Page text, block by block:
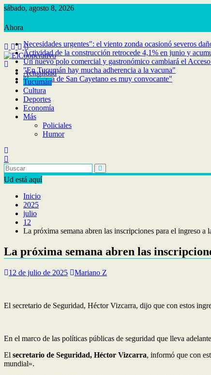
Saltar
contenido
sábado, agosto 8, 2026
Necesidades urgentes": el viento zonda ocasionó severos
Actividad de la construcción retrocede 4,1% en junio y
Un nuevo polo comercial y gastronómico cambiará el
"En Tucumán hay mucha adherencia a la vacuna"
"La figura de San Cayetano es muy convocante"
Actualidad
Tucumán
Cultura
Deportes
Economía
Más
Policiales
Humor
Ud está aquí
Inicio
2025
julio
12
La próxima semana abren las inscripciones para el ingreso a
La próxima semana abren las
12 de julio de 2025 Mariano Z
El secretario de Seguridad, Héctor Vizcarra, dijo que con estos
En el marco de las políticas públicas de seguridad que lleva
El secretario de Seguridad, Héctor Vizcarra, informó que con
mundial».